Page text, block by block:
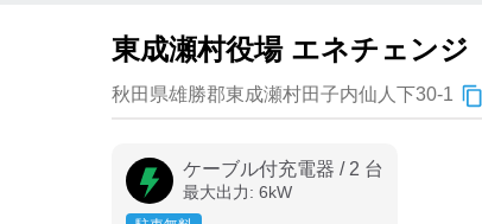
東成瀬村役場 エネチェンジ
秋田県雄勝郡東成瀬村田子内仙人下30-1
ケーブル付充電器 / 2 台
最大出力: 6kW